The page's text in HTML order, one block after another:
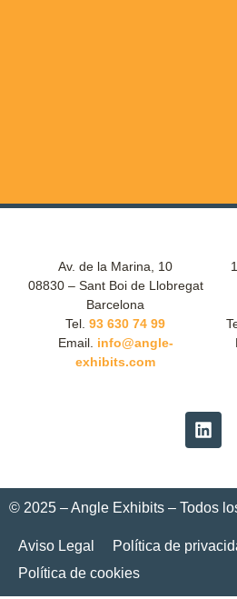
Av. de la Marina, 10
08830 – Sant Boi de Llobregat
Barcelona
Tel. 93 630 74 99
Email. info@angle-
exhibits.com
© 2025 – Angle Exhibits – Todos
Aviso Legal
Política de
Política de cookies